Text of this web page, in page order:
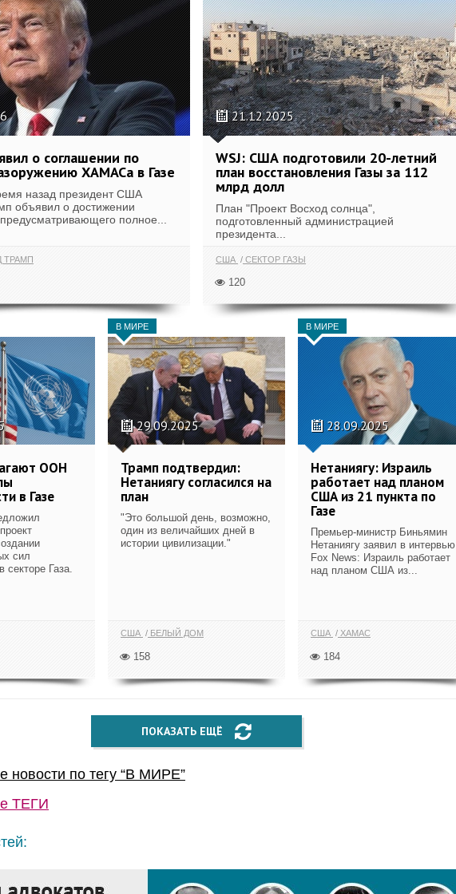
о соглашении по
ХАМАСа в Газе
назад президент США
объявил о достижении
полное...
ТРАМП
21.12.2025
WSJ: США подготовили 20-летний
план восстановления Газы за 112
млрд долл
План "Проект Восход солнца",
подготовленный администрацией
президента...
США СЕКТОР ГАЗЫ
120
ООН
в Газе
сил
секторе Газа.
В МИРЕ
29.09.2025
Трамп подтвердил:
Нетаниягу согласился на
план
"Это большой день, возможно,
один из величайших дней в
истории цивилизации."
США БЕЛЫЙ ДОМ
158
В МИРЕ
28.09.2025
Нетаниягу: Израиль
работает над планом
США из 21 пункта по
Газе
Премьер-министр Биньямин
Нетаниягу заявил в интервью
Fox News: Израиль работает
над планом США из...
США ХАМАС
184
ПОКАЗАТЬ ЕЩЁ
новости по тегу “В МИРЕ”
ТЕГИ